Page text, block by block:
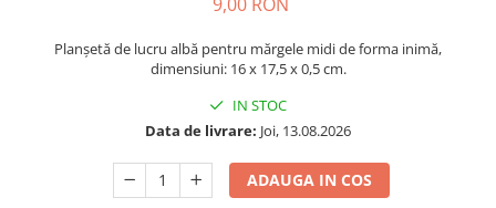
Echipamente camere senzoriale
Creativitate si indemanare
Instrumente muzicale
Planșetă de lucru albă pentru mărgele midi de forma inimă,
dimensiuni: 16 x 17,5 x 0,5 cm.
IN STOC
Data de livrare: Joi, 13.08.2026
ADAUGA IN COS